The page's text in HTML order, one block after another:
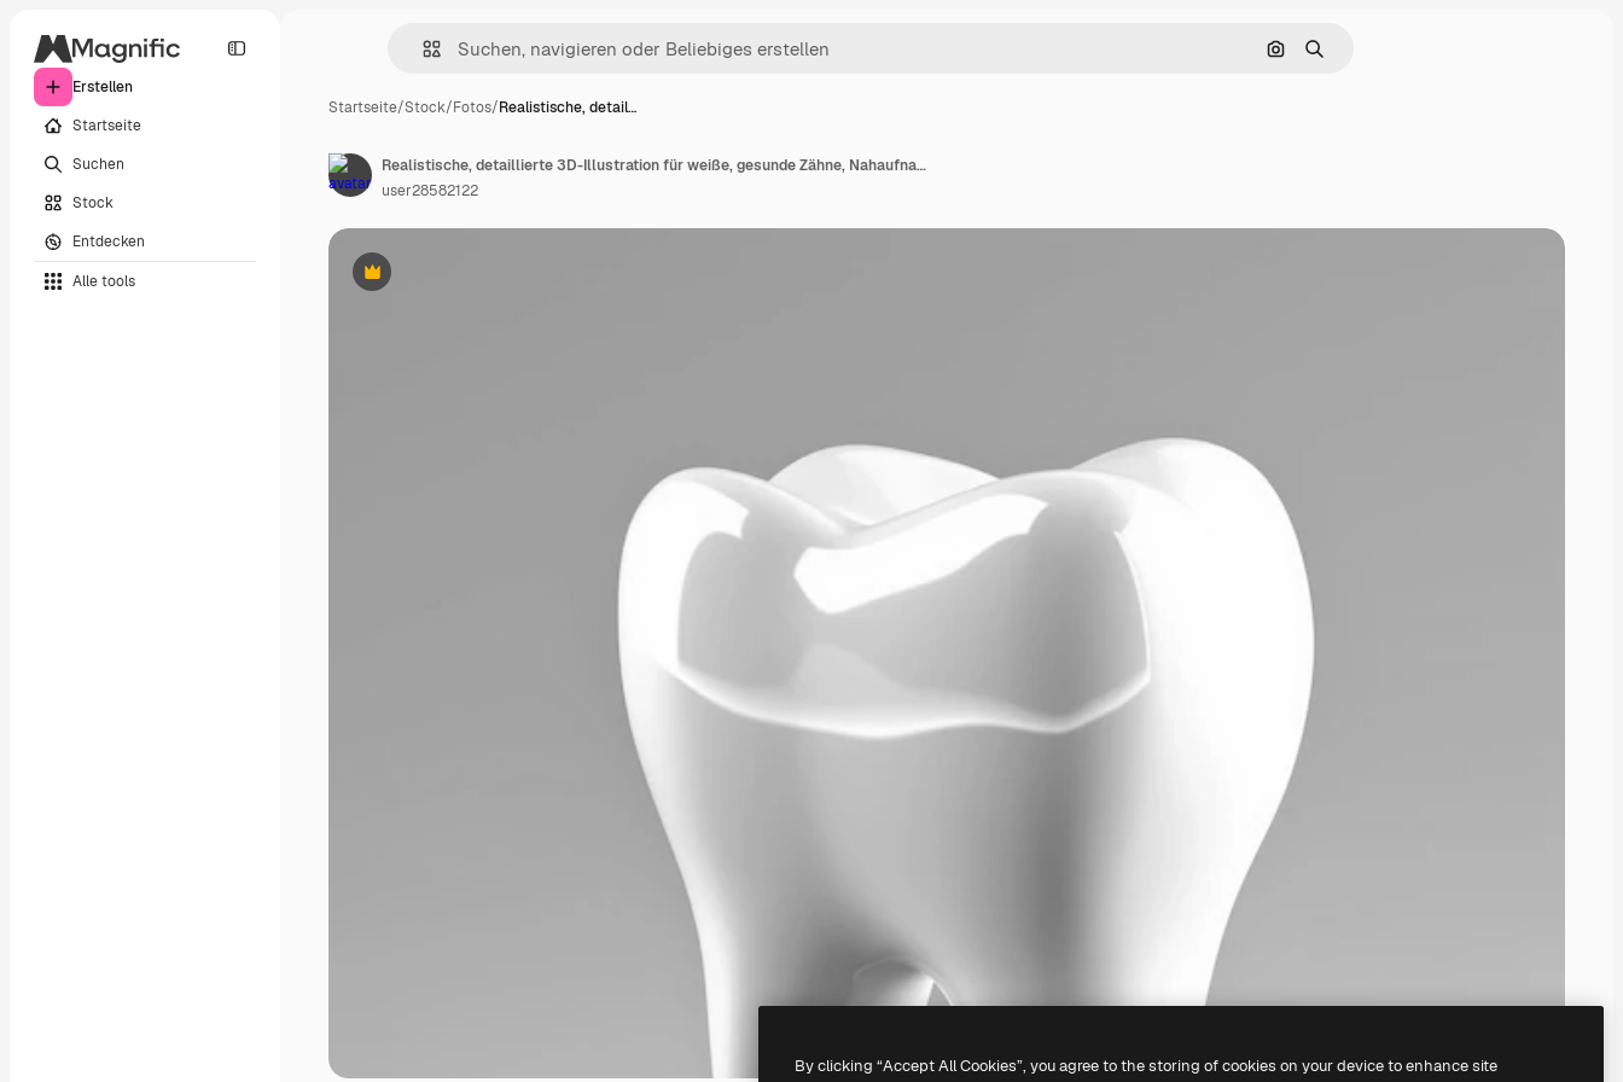
Erstellen
Startseite
Suchen
Stock
Entdecken
Alle tools
Nach Bild suchen
Suchen
Startseite/Stock/Fotos/Realistische, detail…
Premium
Realistische, detaillierte 3D-Illustration für weiße, gesunde Zähne, Nahaufnahme, Schutz-Emaille
user28582122
By clicking “Accept All Cookies”, you agree to the storing of cookies on your device to enhance site